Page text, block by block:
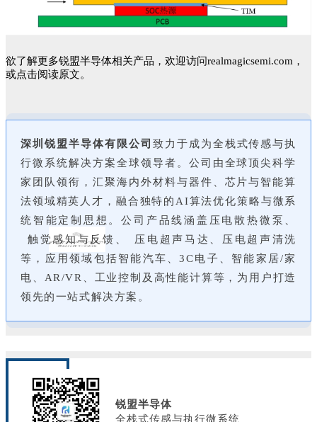
欲了解更多锐盟半导体相关产品，欢迎访问realmagicsemi.com，
或点击阅读原文。
深圳锐盟半导体有限公司 致力于成为全栈式传感与执
行微系统解决方案全球领导者。公司由全球顶尖科学
家团队领衔，汇聚海内外材料与器件、芯片与智能算
法领域精英人才，融合独特的AI算法优化策略与微系
统智能定制思想。公司产品线涵盖压电散热微泵、
触觉感知与反馈、
压电超声马达、压电超声清洗
等，应用领域包括智能汽车、3C电子、智能家居/家
电、AR/VR、工业控制及高性能计算等，为用户打造
领先的一站式解决方案。
锐盟半导体
全栈式传感与执行微系统